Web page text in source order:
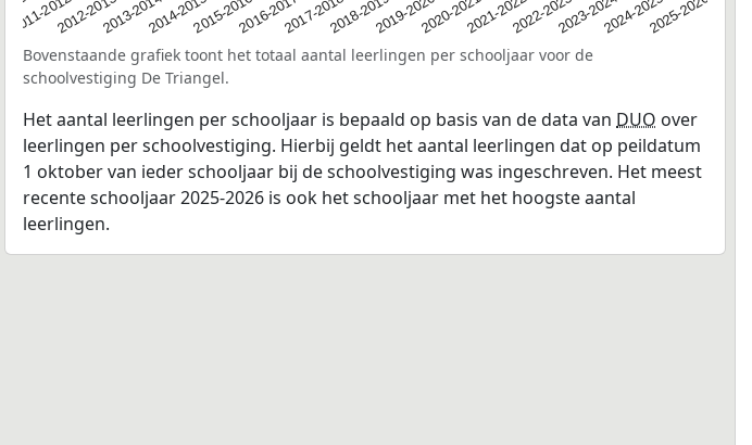
2011-20122012-20132013-20142014-20152015-20162016-20172017-20182018-20192019-20202020-20212021-20222022-20232023-20242024-20252025-2026
Bovenstaande grafiek toont het totaal aantal leerlingen per schooljaar voor de
schoolvestiging De Triangel.
Het aantal leerlingen per schooljaar is bepaald op basis van de data van DUO over
leerlingen per schoolvestiging. Hierbij geldt het aantal leerlingen dat op peildatum
1 oktober van ieder schooljaar bij de schoolvestiging was ingeschreven. Het meest
recente schooljaar 2025-2026 is ook het schooljaar met het hoogste aantal
leerlingen.